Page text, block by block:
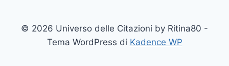
© 2026 Universo delle Citazioni by Ritina80 -
Tema WordPress di Kadence WP